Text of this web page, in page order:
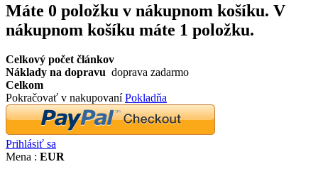
Máte 0 položku v nákupnom košíku. V
nákupnom košíku máte 1 položku.
Celkový počet článkov
Náklady na dopravu doprava zadarmo
Celkom
Pokračovať v nakupovaníPokladňa
Prihlásiť sa
Mena : EUR